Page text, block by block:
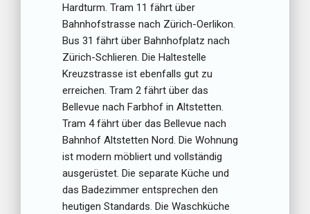
Hardturm. Tram 11 fährt über
Bahnhofstrasse nach Zürich-Oerlikon.
Bus 31 fährt über Bahnhofplatz nach
Zürich-Schlieren. Die Haltestelle
Kreuzstrasse ist ebenfalls gut zu
erreichen. Tram 2 fährt über das
Bellevue nach Farbhof in Altstetten.
Tram 4 fährt über das Bellevue nach
Bahnhof Altstetten Nord. Die Wohnung
ist modern möbliert und vollständig
ausgerüstet. Die separate Küche und
das Badezimmer entsprechen den
heutigen Standards. Die Waschküche